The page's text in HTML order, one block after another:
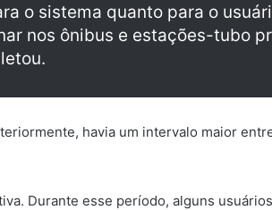
o sistema quanto para o
nos ônibus e estações-tubo
havia um intervalo maior
Durante esse período, alguns